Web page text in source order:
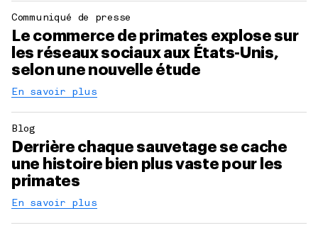
Communiqué de presse
Le commerce de primates explose sur
les réseaux sociaux aux États-Unis,
selon une nouvelle étude
En savoir plus
Blog
Derrière chaque sauvetage se cache
une histoire bien plus vaste pour les
primates
En savoir plus